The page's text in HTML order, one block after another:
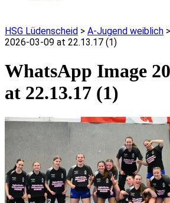
HSG Lüdenscheid > A-Jugend weiblich >
2026-03-09 at 22.13.17 (1)
WhatsApp Image
at 22.13.17 (1)